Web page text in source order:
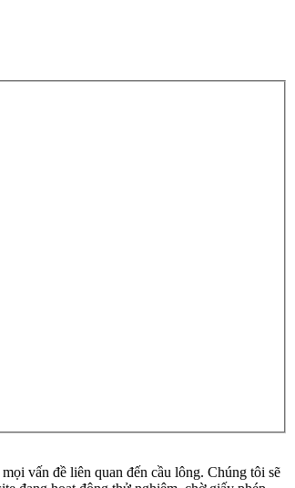
vấn đề liên quan đến cầu lông. Chúng tôi sẽ